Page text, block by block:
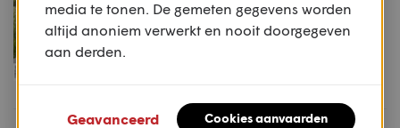
2026 #2
media te tonen. De gemeten gegevens worden
altijd anoniem verwerkt en nooit doorgegeven
aan derden.
Geavanceerd Cookies aanvaarden